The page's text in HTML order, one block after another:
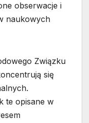
obserwacje i
naukowych
Związku
się
te opisane w